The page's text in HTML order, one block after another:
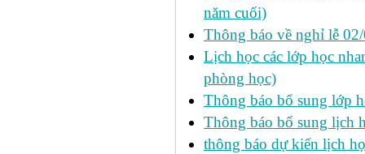
năm cuối)
Thông báo về nghỉ lễ
Lịch học các lớp học
phòng học)
Thông báo bổ sung lớp
Thông báo bổ sung
thông báo dự kiến lịch